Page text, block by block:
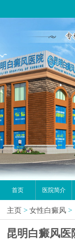
首页 医院简介
主页 > 女性白癜风 >
昆明白癜风医